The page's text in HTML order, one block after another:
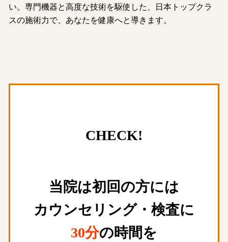
い。専門機器と高度な技術を駆使した、日本トップクラ
スの施術力で、あなたを健康へと導きます。
CHECK!
当院は初回の方には
カウンセリング・検査に
30分の時間を